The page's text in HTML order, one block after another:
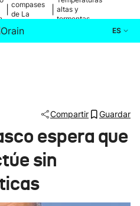
compases
de La
altas y
tormentas
ES
Compartir Guardar
espera que
sin